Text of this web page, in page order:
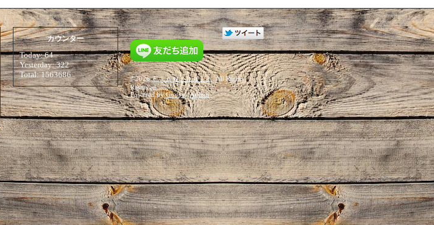
カウンター
Today:64
Yesterday:322
Total:1563686 ©2026Ｆｌｏｗ ｈａｉｒ. All Rights
Reserved.
Powered byGoope/Admin